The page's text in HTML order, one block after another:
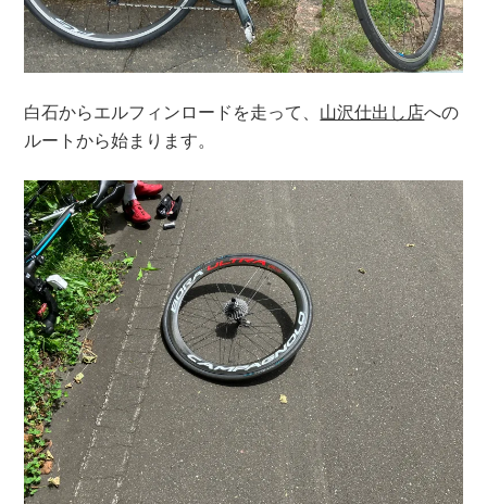
白石からエルフィンロードを走って、 山沢仕出し店への
ルートから始まります。